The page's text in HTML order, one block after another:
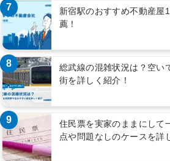
7
新宿駅のおすすめ不動産屋
薦！
8
総武線の混雑状況は？空い
街を詳しく紹介！
9
住民票を実家のままにして
点や問題なしのケースを詳